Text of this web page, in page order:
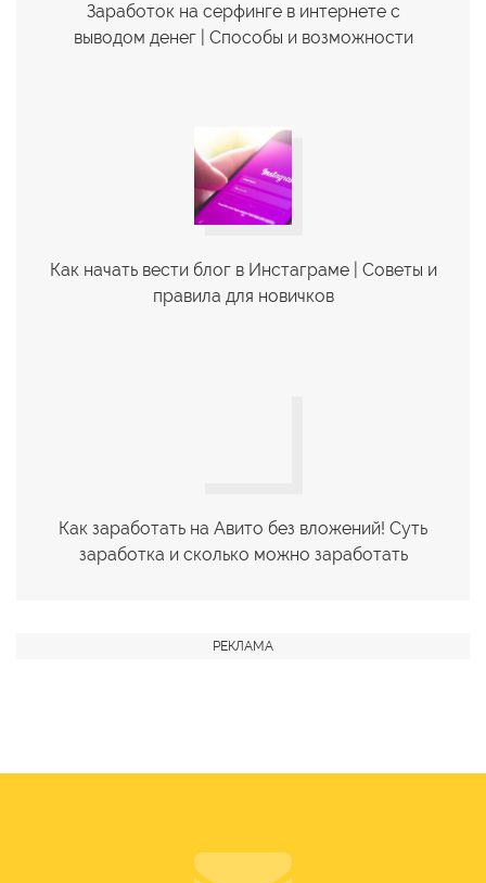
Заработок на серфинге в интернете с
выводом денег | Cпособы и возможности
Как начать вести блог в Инстаграме | Советы и
правила для новичков
Как заработать на Авито без вложений! Суть
заработка и сколько можно заработать